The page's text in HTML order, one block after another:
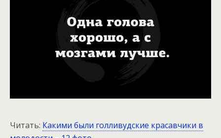
Читать: Какими были голливудские красавчики в